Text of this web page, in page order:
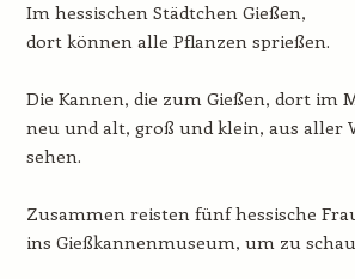
Im hessischen Städtchen Gießen,
dort können alle Pflanzen sprießen.
Die Kannen, die zum Gießen, dort im
neu und alt, groß und klein, aus aller
sehen.
Zusammen reisten fünf hessische
ins Gießkannenmuseum, um zu